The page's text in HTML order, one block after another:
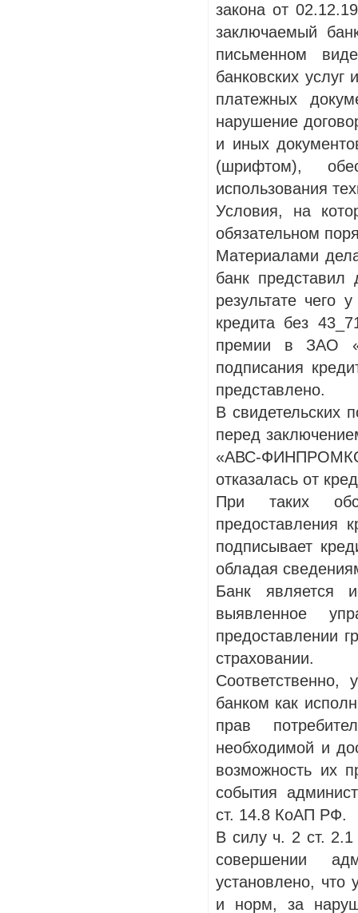
закона от
заключаемый
письменном
банковских
платежных
нарушение
и иных
(шрифтом),
использования
Условия, на
обязательном
Материалами
банк
результате чего
кредита без
премии в ЗАО
подписания
представлено.
В свидетельских
перед
«АВС-
отказалась от
При таких
предоставления
подписывает
обладая
Банк является
выявленное
предоставлении
страховании.
банком как
прав
необходимой и
возможность их
события
ст. 14.8 КоАП РФ.
В силу ч. 2 ст.
совершении
установлено, что
и норм, за